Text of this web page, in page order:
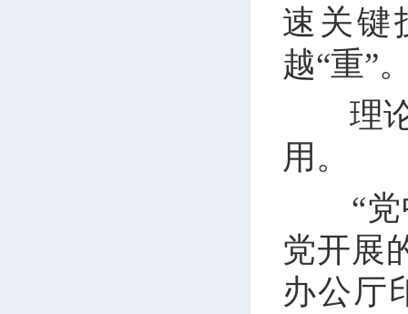
速关键
越“重”
理论
用。
“党中
党开展
办公厅